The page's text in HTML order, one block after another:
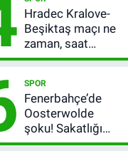
Hradec Kralove-
Beşiktaş maçı ne
zaman, saat
kaçta? Şifresiz
3. Ön Eleme Turu
SPOR
Fenerbahçe’de
Oosterwolde
şoku! Sakatlığı
ciddi mi, kaç hafta